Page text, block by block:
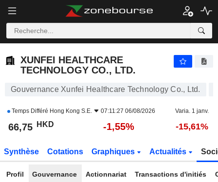
XUNFEI HEALTHCARE
TECHNOLOGY CO., LTD.
Gouvernance Xunfei Healthcare Technology Co., Ltd.
Temps Différé Hong Kong S.E. 07:11:27 06/08/2026 Varia. 1 janv.
66,75 HKD -1,55% -15,61%
Synthèse Cotations Graphiques Actualités
Profil Gouvernance Actionnariat Transactions d'initiés